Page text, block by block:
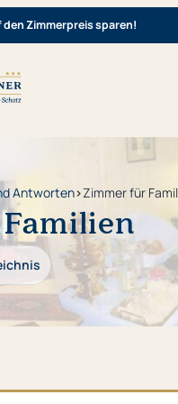
den Zimmerpreis sparen!
Antworten›Zimmer für